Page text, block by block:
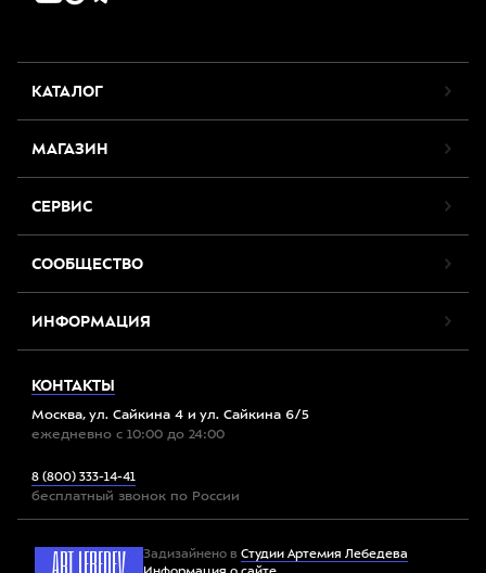
КАТАЛОГ
МАГАЗИН
СЕРВИС
СООБЩЕСТВО
ИНФОРМАЦИЯ
КОНТАКТЫ
Москва, ул. Сайкина 4 и ул. Сайкина 6/5
ежедневно с 10:00 до 24:00
8 (800) 333-14-41
бесплатный звонок по России
Задизайнено в Студии Артемия Лебедева